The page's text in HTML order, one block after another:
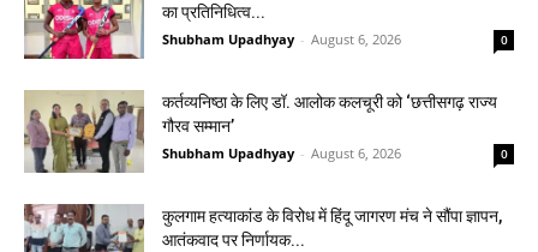
का प्रतिनिधित्व...
Shubham Upadhyay - August 6, 2026 0
कर्तव्यनिष्ठा के लिए डॉ. आलोक कलचूरी को ‘छत्तीसगढ़ राज्य
गौरव सम्मान’
Shubham Upadhyay - August 6, 2026 0
कुलगाम हत्याकांड के विरोध में हिंदू जागरण मंच ने सौंपा ज्ञापन,
आतंकवाद पर निर्णायक...